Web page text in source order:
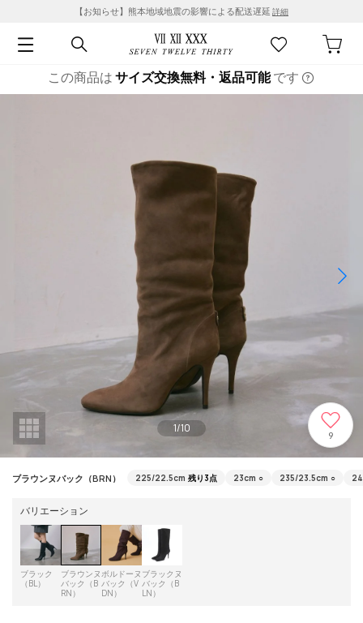
【お知らせ】熊本地域地震の影響による配送遅延 詳細
この商品はサイズ交換無料・返品可能です
1/10
9
ブラウンヌバック（BRN） 225/22.5cm 残り3点 23cm ○ 235/23.5cm ○
バリエーション
ブラック
（BL）
ブラウンヌ
バック（B
RN）
ボルドーヌ
バック（V
DN）
ブラックヌ
バック（B
LN）